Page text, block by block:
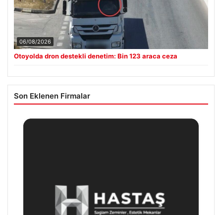
06/08/2026
Otoyolda dron destekli denetim: Bin 123 araca ceza
Son Eklenen Firmalar